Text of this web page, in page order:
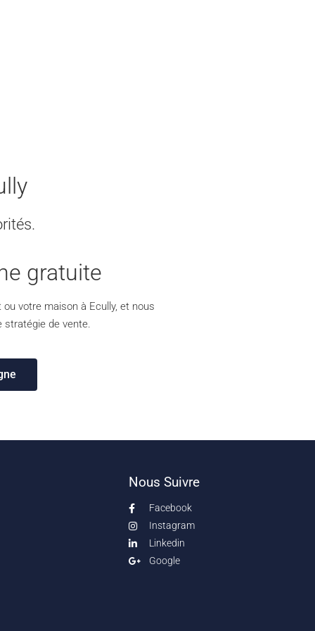
gratuite
votre maison à Ecully, et nous
stratégie de vente.
Nous Suivre
Facebook
Instagram
Linkedin
Google